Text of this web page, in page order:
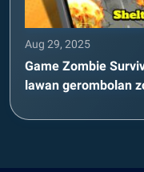
Aug 29, 2025
Game Zombie
lawan gerombolan